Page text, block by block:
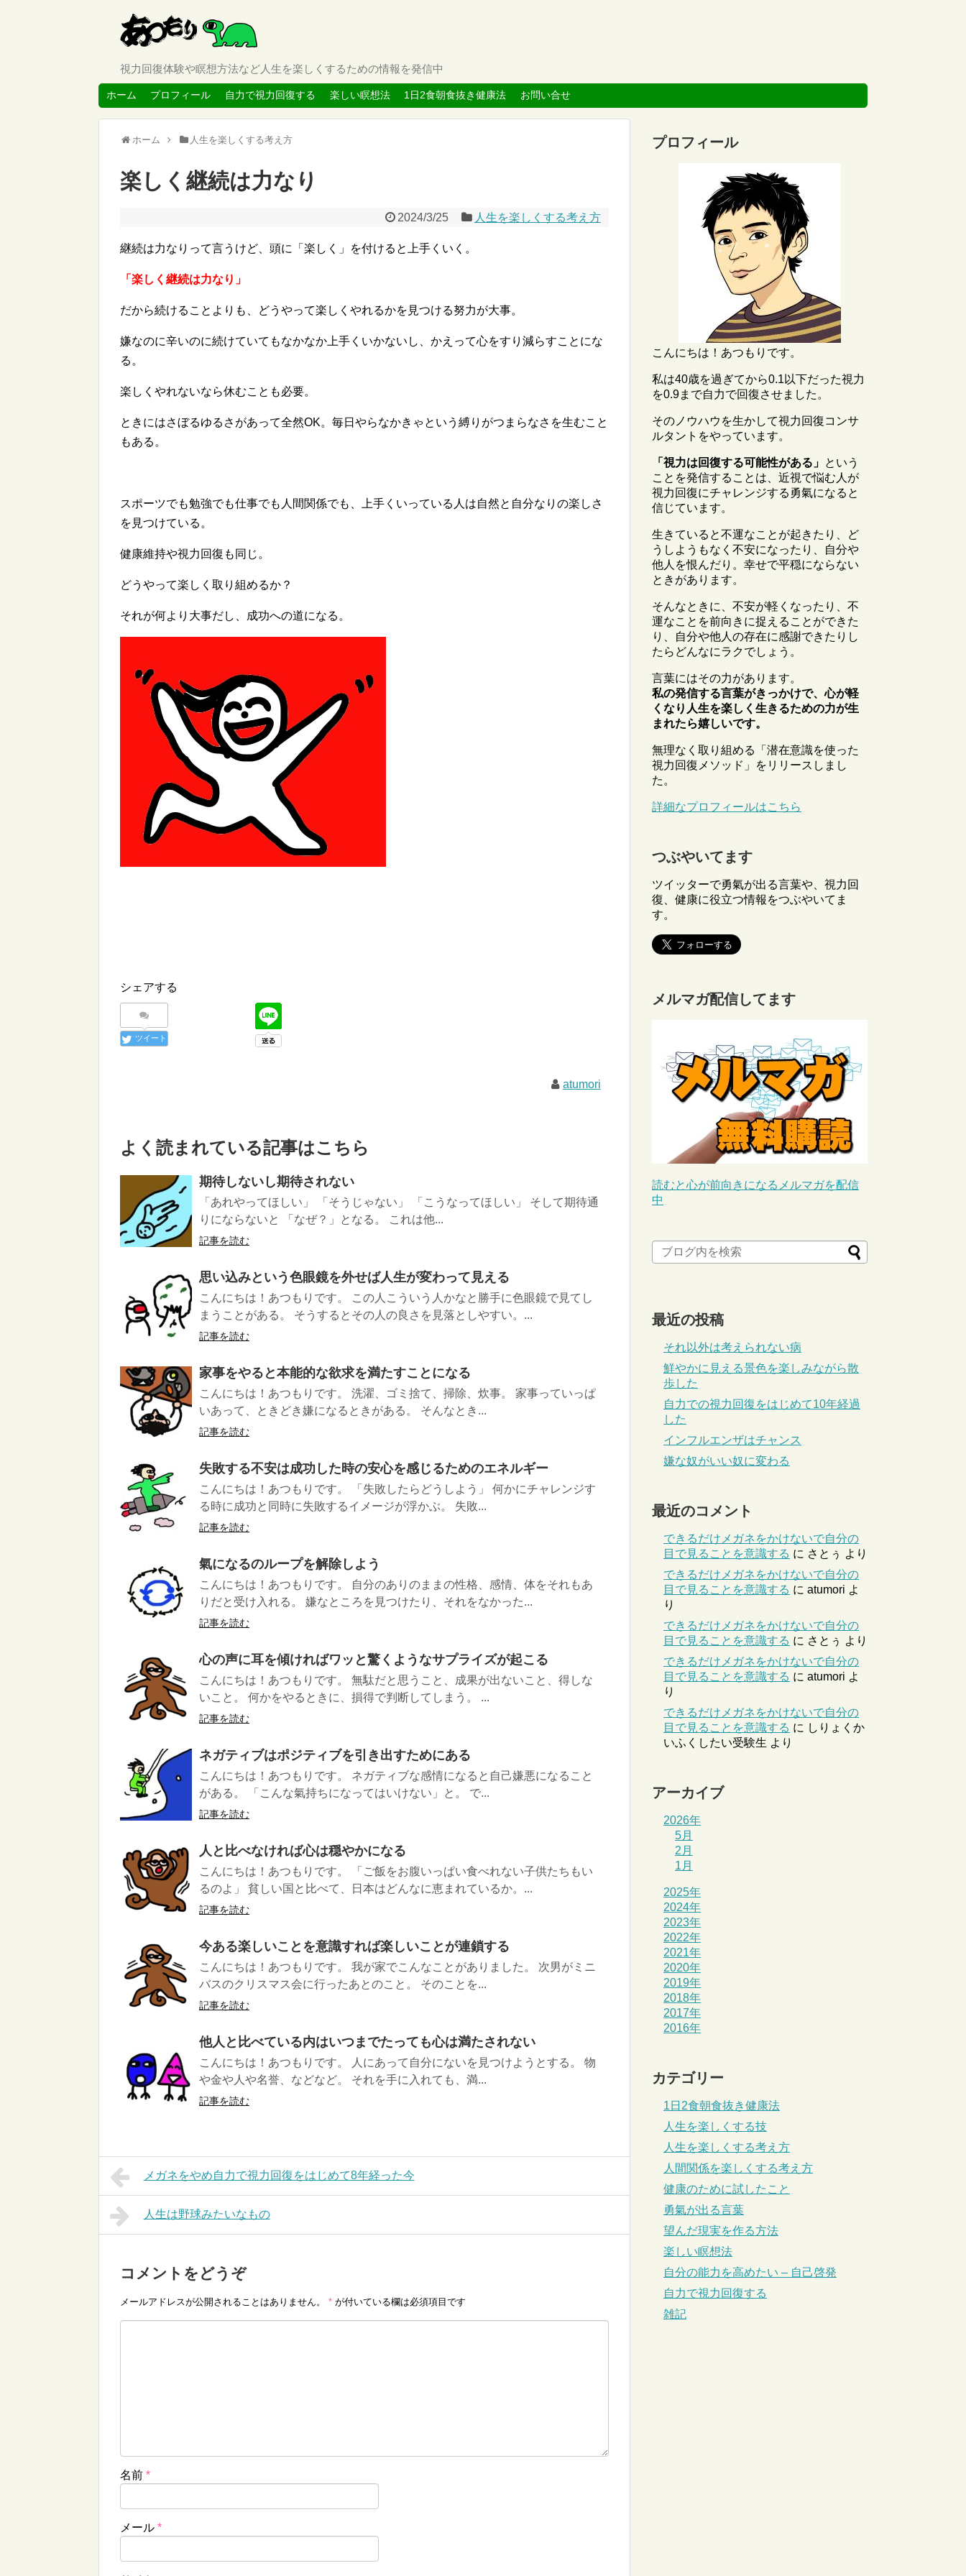
視力回復体験や瞑想方法など人生を楽しくするための情報を発信中
ホーム プロフィール 自力で視力回復する 楽しい瞑想法 1日2食朝食抜き健康法 お問い合せ
ホーム 人生を楽しくする考え方
楽しく継続は力なり
2024/3/25 人生を楽しくする考え方
継続は力なりって言うけど、頭に「楽しく」を付けると上手くいく。
「楽しく継続は力なり」
だから続けることよりも、どうやって楽しくやれるかを見つける努力が大事。
嫌なのに辛いのに続けていてもなかなか上手くいかないし、かえって心をすり減らすことにな
る。
楽しくやれないなら休むことも必要。
ときにはさぼるゆるさがあって全然OK。毎日やらなかきゃという縛りがつまらなさを生むこと
もある。
スポーツでも勉強でも仕事でも人間関係でも、上手くいっている人は自然と自分なりの楽しさ
を見つけている。
健康維持や視力回復も同じ。
どうやって楽しく取り組めるか？
それが何より大事だし、成功への道になる。
シェアする
ツイート
atumori
よく読まれている記事はこちら
期待しないし期待されない
「あれやってほしい」 「そうじゃない」 「こうなってほしい」 そして期待通
りにならないと 「なぜ？」となる。 これは他...
記事を読む
思い込みという色眼鏡を外せば人生が変わって見える
こんにちは！あつもりです。 この人こういう人かなと勝手に色眼鏡で見てし
まうことがある。 そうするとその人の良さを見落としやすい。...
記事を読む
家事をやると本能的な欲求を満たすことになる
こんにちは！あつもりです。 洗濯、ゴミ捨て、掃除、炊事。 家事っていっぱ
いあって、ときどき嫌になるときがある。 そんなとき...
記事を読む
失敗する不安は成功した時の安心を感じるためのエネルギー
こんにちは！あつもりです。 「失敗したらどうしよう」 何かにチャレンジす
る時に成功と同時に失敗するイメージが浮かぶ。 失敗...
記事を読む
氣になるのループを解除しよう
こんにちは！あつもりです。 自分のありのままの性格、感情、体をそれもあ
りだと受け入れる。 嫌なところを見つけたり、それをなかった...
記事を読む
心の声に耳を傾ければワッと驚くようなサプライズが起こる
こんにちは！あつもりです。 無駄だと思うこと、成果が出ないこと、得しな
いこと。 何かをやるときに、損得で判断してしまう。 ...
記事を読む
ネガティブはポジティブを引き出すためにある
こんにちは！あつもりです。 ネガティブな感情になると自己嫌悪になること
がある。 「こんな氣持ちになってはいけない」と。 で...
記事を読む
人と比べなければ心は穏やかになる
こんにちは！あつもりです。 「ご飯をお腹いっぱい食べれない子供たちもい
るのよ」 貧しい国と比べて、日本はどんなに恵まれているか。...
記事を読む
今ある楽しいことを意識すれば楽しいことが連鎖する
こんにちは！あつもりです。 我が家でこんなことがありました。 次男がミニ
バスのクリスマス会に行ったあとのこと。 そのことを...
記事を読む
他人と比べている内はいつまでたっても心は満たされない
こんにちは！あつもりです。 人にあって自分にないを見つけようとする。 物
や金や人や名誉、などなど。 それを手に入れても、満...
記事を読む
メガネをやめ自力で視力回復をはじめて8年経った今
人生は野球みたいなもの
コメントをどうぞ
メールアドレスが公開されることはありません。 * が付いている欄は必須項目です
名前 *
メール *
プロフィール
こんにちは！あつもりです。
私は40歳を過ぎてから0.1以下だった視力
を0.9まで自力で回復させました。
そのノウハウを生かして視力回復コンサ
ルタントをやっています。
「視力は回復する可能性がある」 という
ことを発信することは、近視で悩む人が
視力回復にチャレンジする勇氣になると
信じています。
生きていると不運なことが起きたり、ど
うしようもなく不安になったり、自分や
他人を恨んだり。幸せで平穏にならない
ときがあります。
そんなときに、不安が軽くなったり、不
運なことを前向きに捉えることができた
り、自分や他人の存在に感謝できたりし
たらどんなにラクでしょう。
言葉にはその力があります。
私の発信する言葉がきっかけで、心が軽
くなり人生を楽しく生きるための力が生
まれたら嬉しいです。
無理なく取り組める「潜在意識を使った
視力回復メソッド」をリリースしまし
た。
詳細なプロフィールはこちら
つぶやいてます
ツイッターで勇氣が出る言葉や、視力回
復、健康に役立つ情報をつぶやいてま
す。
メルマガ配信してます
読むと心が前向きになるメルマガを配信
中
最近の投稿
それ以外は考えられない病
鮮やかに見える景色を楽しみながら散
歩した
自力での視力回復をはじめて10年経過
した
インフルエンザはチャンス
嫌な奴がいい奴に変わる
最近のコメント
できるだけメガネをかけないで自分の
目で見ることを意識する に さとぅ より
できるだけメガネをかけないで自分の
目で見ることを意識する に atumori よ
り
できるだけメガネをかけないで自分の
目で見ることを意識する に さとぅ より
できるだけメガネをかけないで自分の
目で見ることを意識する に atumori よ
り
できるだけメガネをかけないで自分の
目で見ることを意識する に しりょくか
いふくしたい受験生 より
アーカイブ
2026年
5月
2月
1月
2025年
2024年
2023年
2022年
2021年
2020年
2019年
2018年
2017年
2016年
カテゴリー
1日2食朝食抜き健康法
人生を楽しくする技
人生を楽しくする考え方
人間関係を楽しくする考え方
健康のために試したこと
勇氣が出る言葉
望んだ現実を作る方法
楽しい瞑想法
自分の能力を高めたい – 自己啓発
自力で視力回復する
雑記